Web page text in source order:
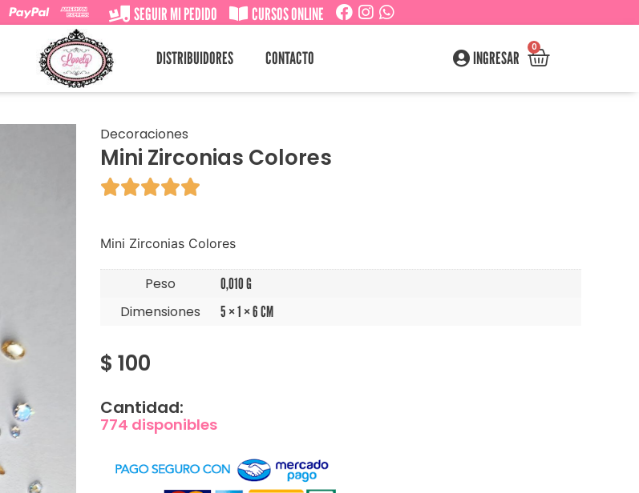
SEGUIR MI PEDIDO CURSOS ONLINE
DISTRIBUIDORES CONTACTO INGRESAR
0
Decoraciones
Mini Zirconias Colores

Mini Zirconias Colores
Peso 0,010 G
Dimensiones 5 × 1 × 6 CM
$ 100
Cantidad:
774 disponibles